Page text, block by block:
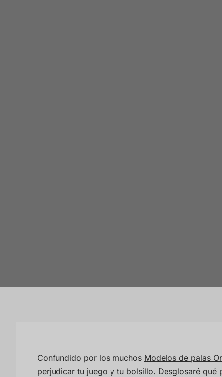
Confundido por los muchos Modelos de palas
perjudicar tu juego y tu bolsillo. Desglosaré qué